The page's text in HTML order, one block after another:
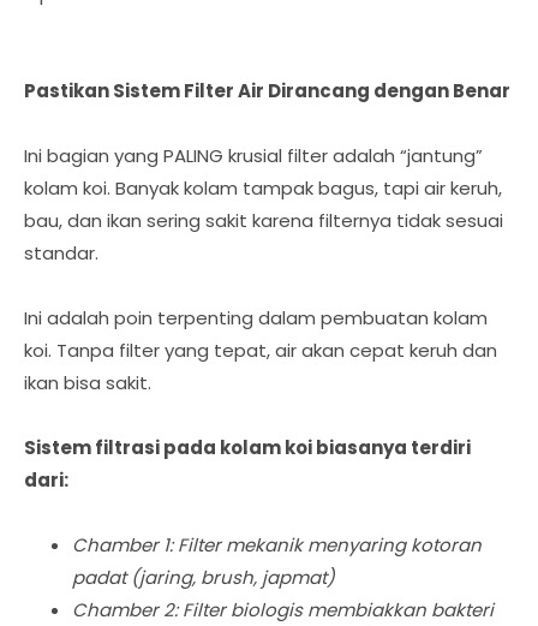
Pastikan Sistem Filter Air Dirancang dengan Benar
Ini bagian yang PALING krusial filter adalah “jantung”
kolam koi. Banyak kolam tampak bagus, tapi air keruh,
bau, dan ikan sering sakit karena filternya tidak sesuai
standar.
Ini adalah poin terpenting dalam pembuatan kolam
koi. Tanpa filter yang tepat, air akan cepat keruh dan
ikan bisa sakit.
Sistem filtrasi pada kolam koi biasanya terdiri
dari:
Chamber 1: Filter mekanikmenyaring kotoran
padat(jaring, brush, japmat)
Chamber 2: Filter biologismembiakkan bakteri